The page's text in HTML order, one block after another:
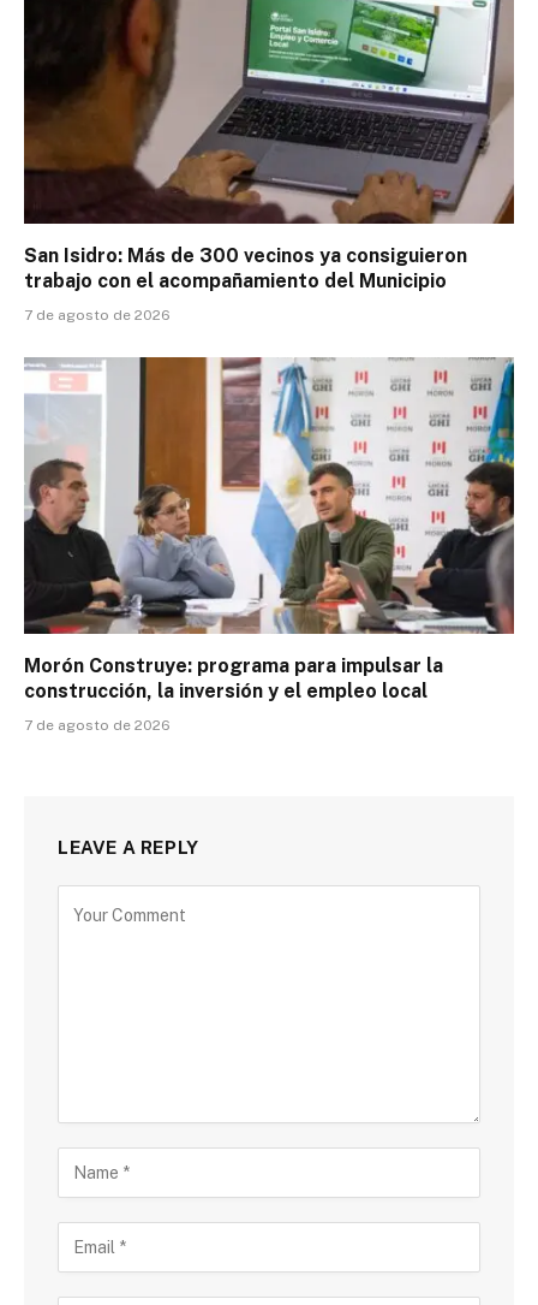
San Isidro: Más de 300 vecinos ya consiguieron
trabajo con el acompañamiento del Municipio
7 de agosto de 2026
Morón Construye: programa para impulsar la
construcción, la inversión y el empleo local
7 de agosto de 2026
LEAVE A REPLY